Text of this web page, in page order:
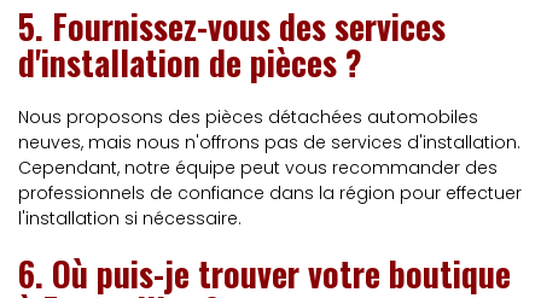
5. Fournissez-vous des services
d'installation de pièces ?
Nous proposons des pièces détachées automobiles
neuves, mais nous n'offrons pas de services d'installation.
Cependant, notre équipe peut vous recommander des
professionnels de confiance dans la région pour effectuer
l'installation si nécessaire.
6. Où puis-je trouver votre boutique